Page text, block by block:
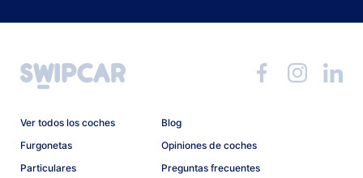
Ver todos los coches
Furgonetas
Particulares
Blog
Opiniones de coches
Preguntas frecuentes